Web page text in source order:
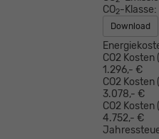
CO2-Klasse:
Download
CO2
1.296,- €
CO2
3.078,- €
CO2
4.752,- €